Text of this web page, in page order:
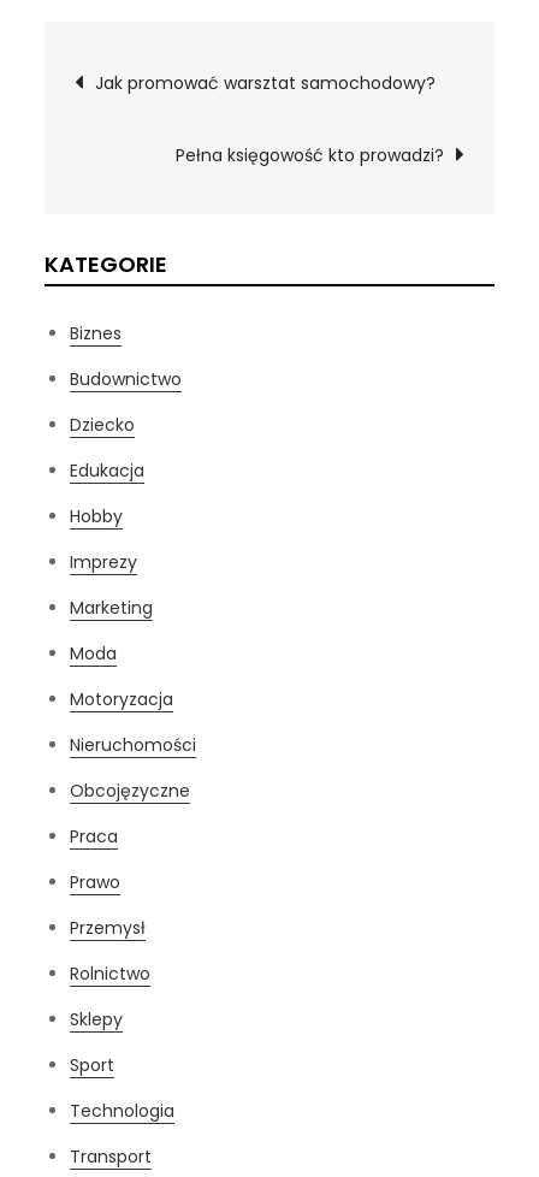
Nawigacja
wpisu
Jak promować warsztat samochodowy?
Pełna księgowość kto prowadzi?
KATEGORIE
Biznes
Budownictwo
Dziecko
Edukacja
Hobby
Imprezy
Marketing
Moda
Motoryzacja
Nieruchomości
Obcojęzyczne
Praca
Prawo
Przemysł
Rolnictwo
Sklepy
Sport
Technologia
Transport